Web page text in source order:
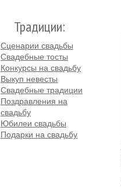
Традиции:
Сценарии свадьбы
Свадебные тосты
Конкурсы на свадьбу
Выкуп невесты
Свадебные традиции
Поздравления на
свадьбу
Юбилеи свадьбы
Подарки на свадьбу